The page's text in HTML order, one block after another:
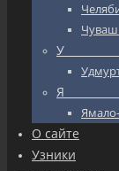
О сайте
Узники